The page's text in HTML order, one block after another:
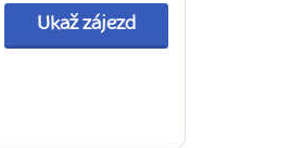
Ukaž zájezd